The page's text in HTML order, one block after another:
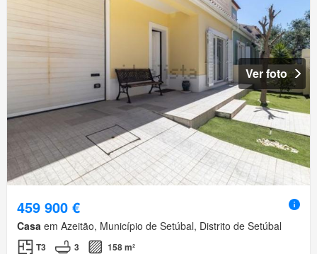
Ver foto
459 900 €
Casa em Azeitão, Município de Setúbal, Distrito de Setúbal
T3 3 158 m²